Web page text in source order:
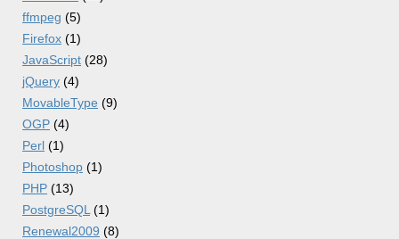
ffmpeg (5)
Firefox (1)
JavaScript (28)
jQuery (4)
MovableType (9)
OGP (4)
Perl (1)
Photoshop (1)
PHP (13)
PostgreSQL (1)
Renewal2009 (8)